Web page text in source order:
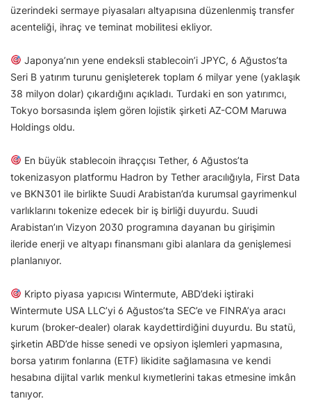
üzerindeki sermaye piyasaları altyapısına düzenlenmiş transfer
acenteliği, ihraç ve teminat mobilitesi ekliyor.
Japonya’nın yene endeksli stablecoin’i JPYC, 6 Ağustos’ta
Seri B yatırım turunu genişleterek toplam 6 milyar yene (yaklaşık
38 milyon dolar) çıkardığını açıkladı. Turdaki en son yatırımcı,
Tokyo borsasında işlem gören lojistik şirketi AZ-COM Maruwa
Holdings oldu.
En büyük stablecoin ihraççısı Tether, 6 Ağustos’ta
tokenizasyon platformu Hadron by Tether aracılığıyla, First Data
ve BKN301 ile birlikte Suudi Arabistan’da kurumsal gayrimenkul
varlıklarını tokenize edecek bir iş birliği duyurdu. Suudi
Arabistan’ın Vizyon 2030 programına dayanan bu girişimin
ileride enerji ve altyapı finansmanı gibi alanlara da genişlemesi
planlanıyor.
Kripto piyasa yapıcısı Wintermute, ABD’deki iştiraki
Wintermute USA LLC’yi 6 Ağustos’ta SEC’e ve FINRA’ya aracı
kurum (broker-dealer) olarak kaydettirdiğini duyurdu. Bu statü,
şirketin ABD’de hisse senedi ve opsiyon işlemleri yapmasına,
borsa yatırım fonlarına (ETF) likidite sağlamasına ve kendi
hesabına dijital varlık menkul kıymetlerini takas etmesine imkân
tanıyor.